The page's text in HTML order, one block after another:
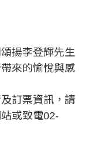
揚李登輝先生
來的愉悅與感
訂票資訊，請
或致電02-